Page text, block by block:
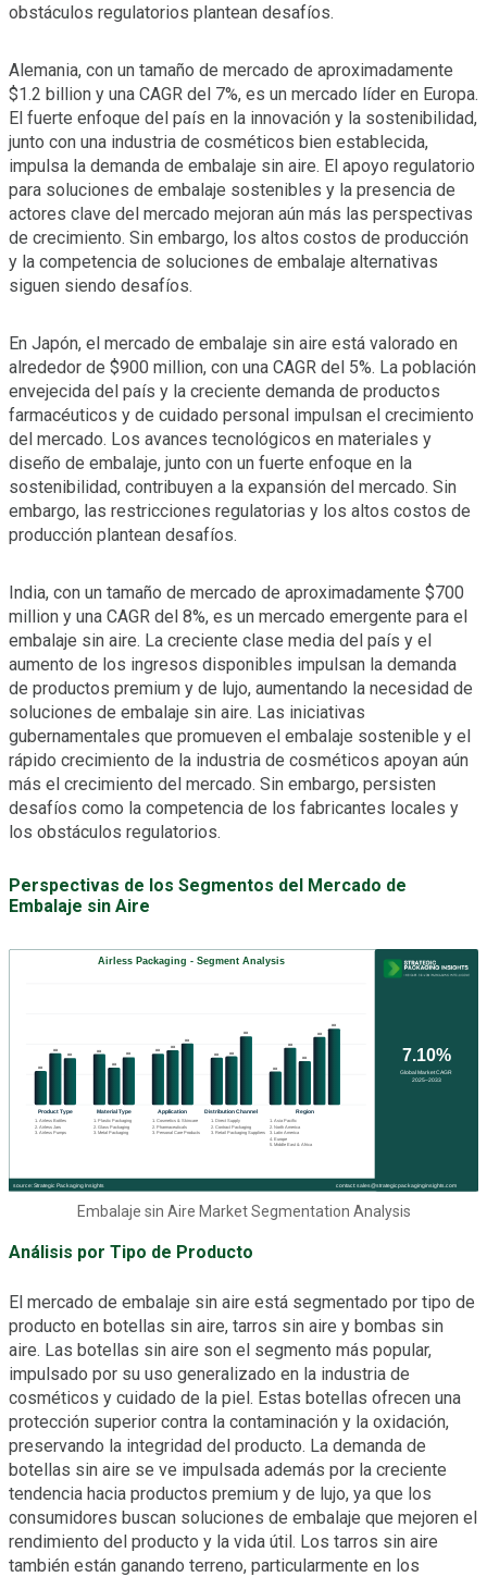
obstáculos regulatorios plantean desafíos.
Alemania, con un tamaño de mercado de aproximadamente
$1.2 billion y una CAGR del 7%, es un mercado líder en Europa.
El fuerte enfoque del país en la innovación y la sostenibilidad,
junto con una industria de cosméticos bien establecida,
impulsa la demanda de embalaje sin aire. El apoyo regulatorio
para soluciones de embalaje sostenibles y la presencia de
actores clave del mercado mejoran aún más las perspectivas
de crecimiento. Sin embargo, los altos costos de producción
y la competencia de soluciones de embalaje alternativas
siguen siendo desafíos.
En Japón, el mercado de embalaje sin aire está valorado en
alrededor de $900 million, con una CAGR del 5%. La población
envejecida del país y la creciente demanda de productos
farmacéuticos y de cuidado personal impulsan el crecimiento
del mercado. Los avances tecnológicos en materiales y
diseño de embalaje, junto con un fuerte enfoque en la
sostenibilidad, contribuyen a la expansión del mercado. Sin
embargo, las restricciones regulatorias y los altos costos de
producción plantean desafíos.
India, con un tamaño de mercado de aproximadamente $700
million y una CAGR del 8%, es un mercado emergente para el
embalaje sin aire. La creciente clase media del país y el
aumento de los ingresos disponibles impulsan la demanda
de productos premium y de lujo, aumentando la necesidad de
soluciones de embalaje sin aire. Las iniciativas
gubernamentales que promueven el embalaje sostenible y el
rápido crecimiento de la industria de cosméticos apoyan aún
más el crecimiento del mercado. Sin embargo, persisten
desafíos como la competencia de los fabricantes locales y
los obstáculos regulatorios.
Perspectivas de los Segmentos del Mercado de
Embalaje sin Aire
Embalaje sin Aire Market Segmentation Analysis
Análisis por Tipo de Producto
El mercado de embalaje sin aire está segmentado por tipo de
producto en botellas sin aire, tarros sin aire y bombas sin
aire. Las botellas sin aire son el segmento más popular,
impulsado por su uso generalizado en la industria de
cosméticos y cuidado de la piel. Estas botellas ofrecen una
protección superior contra la contaminación y la oxidación,
preservando la integridad del producto. La demanda de
botellas sin aire se ve impulsada además por la creciente
tendencia hacia productos premium y de lujo, ya que los
consumidores buscan soluciones de embalaje que mejoren el
rendimiento del producto y la vida útil. Los tarros sin aire
también están ganando terreno, particularmente en los